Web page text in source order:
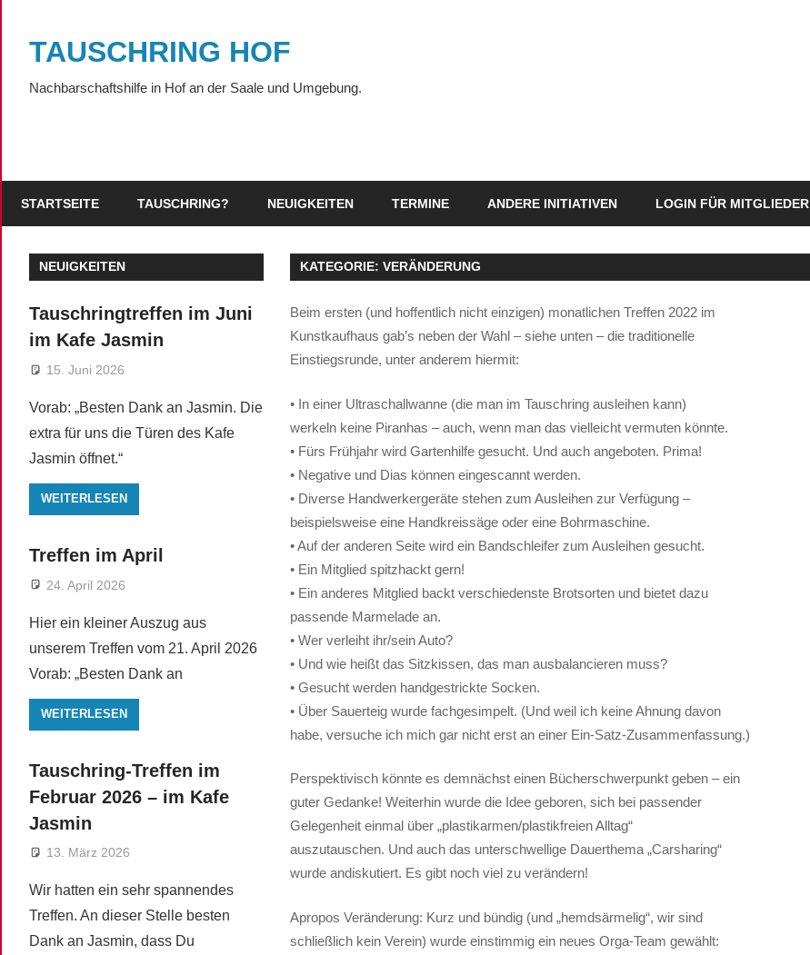
springenTAUSCHRING HOF
Nachbarschaftshilfe in Hof an der Saale und Umgebung.
STARTSEITE TAUSCHRING? NEUIGKEITEN TERMINE ANDERE INITIATIVEN LOGIN FÜR MITGLIEDER
KATEGORIE:VERÄNDERUNG
Beim ersten (und hoffentlich nicht einzigen) monatlichen Treffen 2022 im
Kunstkaufhaus gab’s neben der Wahl – siehe unten – die traditionelle
Einstiegsrunde, unter anderem hiermit:
• In einer Ultraschallwanne (die man im Tauschring ausleihen kann)
werkeln keine Piranhas – auch, wenn man das vielleicht vermuten könnte.
• Fürs Frühjahr wird Gartenhilfe gesucht. Und auch angeboten. Prima!
• Negative und Dias können eingescannt werden.
• Diverse Handwerkergeräte stehen zum Ausleihen zur Verfügung –
beispielsweise eine Handkreissäge oder eine Bohrmaschine.
• Auf der anderen Seite wird ein Bandschleifer zum Ausleihen gesucht.
• Ein Mitglied spitzhackt gern!
• Ein anderes Mitglied backt verschiedenste Brotsorten und bietet dazu
passende Marmelade an.
• Wer verleiht ihr/sein Auto?
• Und wie heißt das Sitzkissen, das man ausbalancieren muss?
• Gesucht werden handgestrickte Socken.
• Über Sauerteig wurde fachgesimpelt. (Und weil ich keine Ahnung davon
habe, versuche ich mich gar nicht erst an einer Ein-Satz-Zusammenfassung.)
Perspektivisch könnte es demnächst einen Bücherschwerpunkt geben – ein
guter Gedanke! Weiterhin wurde die Idee geboren, sich bei passender
Gelegenheit einmal über „plastikarmen/plastikfreien Alltag“
auszutauschen. Und auch das unterschwellige Dauerthema „Carsharing“
wurde andiskutiert. Es gibt noch viel zu verändern!
Apropos Veränderung: Kurz und bündig (und „hemdsärmelig“, wir sind
schließlich kein Verein) wurde einstimmig ein neues Orga-Team gewählt:
NEUIGKEITEN
Tauschringtreffen im Juni
im Kafe Jasmin
15. Juni 2026
Vorab: „Besten Dank an Jasmin. Die
extra für uns die Türen des Kafe
Jasmin öffnet.“
WEITERLESEN
Treffen im April
24. April 2026
Hier ein kleiner Auszug aus
unserem Treffen vom 21. April 2026
Vorab: „Besten Dank an
WEITERLESEN
Tauschring-Treffen im
Februar 2026 – im Kafe
Jasmin
13. März 2026
Wir hatten ein sehr spannendes
Treffen. An dieser Stelle besten
Dank an Jasmin, dass Du